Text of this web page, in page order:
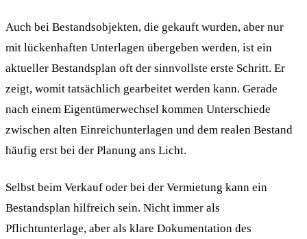
Auch bei Bestandsobjekten, die gekauft wurden, aber nur
mit lückenhaften Unterlagen übergeben werden, ist ein
aktueller Bestandsplan oft der sinnvollste erste Schritt. Er
zeigt, womit tatsächlich gearbeitet werden kann. Gerade
nach einem Eigentümerwechsel kommen Unterschiede
zwischen alten Einreichunterlagen und dem realen Bestand
häufig erst bei der Planung ans Licht.
Selbst beim Verkauf oder bei der Vermietung kann ein
Bestandsplan hilfreich sein. Nicht immer als
Pflichtunterlage, aber als klare Dokumentation des